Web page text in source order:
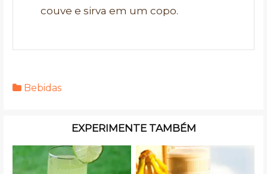
couve e sirva em um copo.
Bebidas
EXPERIMENTE TAMBÉM